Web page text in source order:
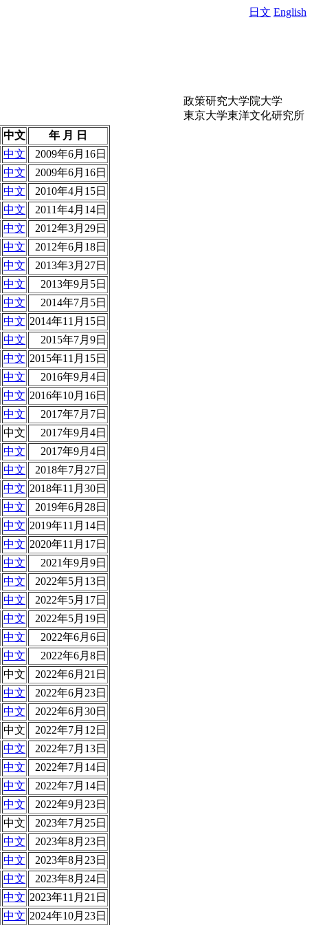
日文 English
政策研究大学院大学
東京大学東洋文化研究所
中文
年 月 日
中文
2009年6月16日
中文
2009年6月16日
中文
2010年4月15日
中文
2011年4月14日
中文
2012年3月29日
中文
2012年6月18日
中文
2013年3月27日
中文
2013年9月5日
中文
2014年7月5日
中文 2014年11月15日
中文
2015年7月9日
中文 2015年11月15日
中文
2016年9月4日
中文 2016年10月16日
中文
2017年7月7日
中文
2017年9月4日
中文
2017年9月4日
中文
2018年7月27日
中文 2018年11月30日
中文
2019年6月28日
中文 2019年11月14日
中文 2020年11月17日
中文
2021年9月9日
中文
2022年5月13日
中文
2022年5月17日
中文
2022年5月19日
中文
2022年6月6日
中文
2022年6月8日
中文
2022年6月21日
中文
2022年6月23日
中文
2022年6月30日
中文
2022年7月12日
中文
2022年7月13日
中文
2022年7月14日
中文
2022年7月14日
中文
2022年9月23日
中文
2023年7月25日
中文
2023年8月23日
中文
2023年8月23日
中文
2023年8月24日
中文 2023年11月21日
中文 2024年10月23日